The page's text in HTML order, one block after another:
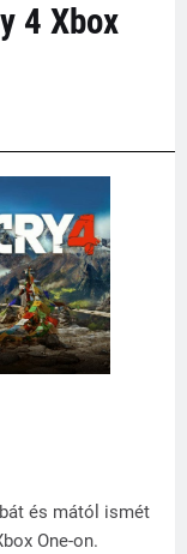
4 Xbox
és mától ismét
One-on.